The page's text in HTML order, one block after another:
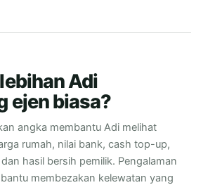
Adi
ejen biasa?
angka membantu Adi melihat
rumah, nilai bank, cash top-up,
hasil bersih pemilik. Pengalaman
membezakan kelewatan yang